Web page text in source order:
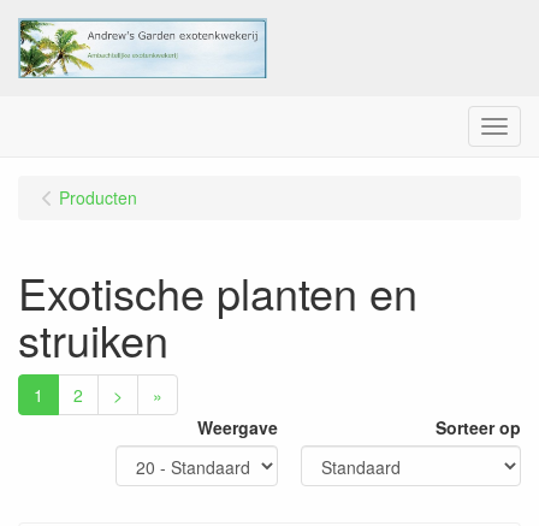
Menu
Producten
Exotische planten en
struiken
1 2 >
»
Weergave
Sorteer op